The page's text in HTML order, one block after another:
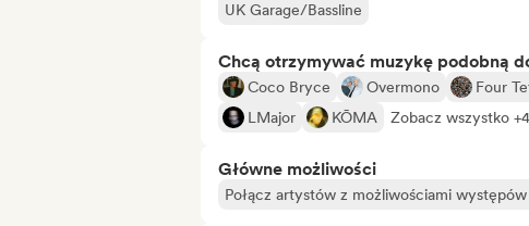
UK Garage/Bassline
Chcą otrzymywać muzykę podobną
Coco Bryce Overmono Four
LMajor
KŌMA Zobacz wszystko +4
Główne możliwości
Połącz artystów z możliwościami